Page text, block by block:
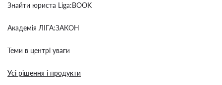
Знайти юриста Liga:BOOK
Академія ЛІГА:ЗАКОН
Теми в центрі уваги
Усі рішення і продукти